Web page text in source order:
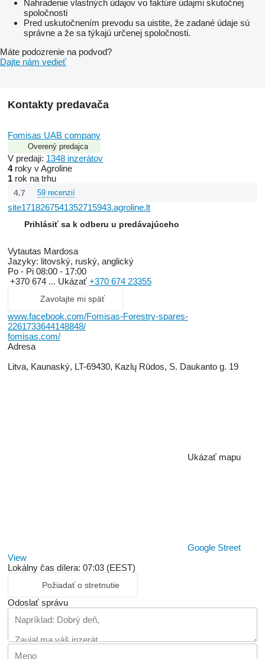
Nahradenie vlastných údajov vo faktúre údajmi skutočnej
spoločnosti
Pred uskutočnením prevodu sa uistite, že zadané údaje sú
správne a že sa týkajú určenej spoločnosti.
Máte podozrenie na podvod?
Dajte nám vedieť
Kontakty predavača
Fomisas UAB company
Overený predajca
V predaji: 1348 inzerátov
4roky v Agroline
1 rok na trhu
4.7 59 recenzií
site1718267541352715943.agroline.lt
Prihlásiť sa k odberu u predávajúceho
Vytautas Mardosa
Jazyky: litovský, ruský, anglický
Po - Pi 08:00 - 17:00
+370 674 ... Ukázať +370 674 23355
Zavolajte mi späť
www.facebook.com/Fomisas-Forestry-spares-
2261733644148848/
fomisas.com/
Adresa
Litva, Kaunaský, LT-69430, Kazlų Rūdos, S. Daukanto g. 19
Ukázať mapu
Google Street
View
Lokálny čas dílera: 07:03 (EEST)
Požiadať o stretnutie
Odoslať správu